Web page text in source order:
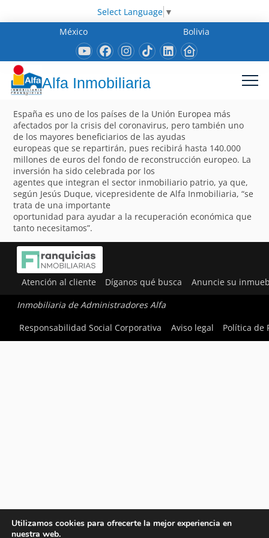
Select Language ▼
México
Bolivia
Alfa Inmobiliaria
España es uno de los países de la Unión Europea más
afectados por la crisis del coronavirus, pero también uno
de los mayores beneficiarios de las ayudas
europeas que se repartirán, pues recibirá hasta 140.000
millones de euros del fondo de reconstrucción europeo. La
inversión ha sido celebrada por los
agentes que integran el sector inmobiliario patrio, ya que,
según Jesús Duque, vicepresidente de Alfa Inmobiliaria, “se
trata de una importante
oportunidad para ayudar a la recuperación económica que
tanto necesitamos”.
Atención al cliente Díganos qué busca Anuncie su
Inmobiliaria de Administradores Alfa
Responsabilidad Social Corporativa
Aviso legal Política de
Utilizamos cookies para ofrecerte la mejor experiencia en
nuestra web.